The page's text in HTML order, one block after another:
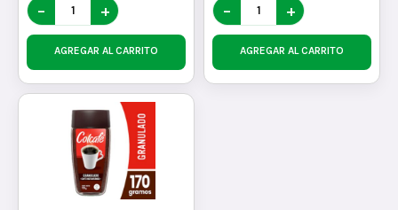
− +
AGREGAR AL CARRITO
− +
AGREGAR AL CARRITO